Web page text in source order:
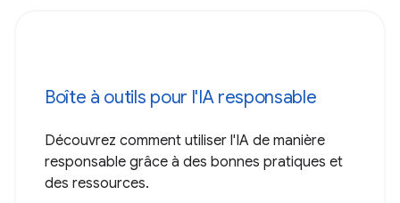
Boîte à outils pour l'IA responsable
Découvrez comment utiliser l'IA de manière
responsable grâce à des bonnes pratiques et
des ressources.